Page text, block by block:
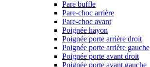
Pare buffle
Pare-choc arrière
Pare-choc avant
Poignée hayon
Poignée porte arrière droit
Poignée porte arrière gauche
Poignée porte avant droit
Poignée porte avant gauche